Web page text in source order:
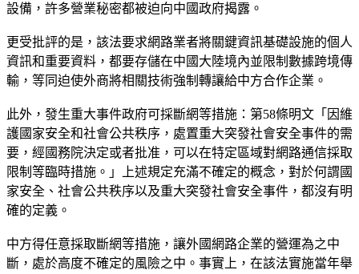
設備，許多營業秘密都被迫向中國政府揭露。
更受批評的是，該法要求網路業者將關鍵資訊基礎設施的個人
資訊和重要資料，都要存儲在中國大陸境內並限制數據跨境傳
輸，等同迫使外商將相關技術強制轉讓給中方合作企業。
此外，發生重大事件政府可採斷網等措施：第58條明文「因維
護國家安全和社會公共秩序，處置重大突發社會安全事件的需
要，經國務院決定或者批准，可以在特定區域對網路通信採取
限制等臨時措施。」上述規定充滿不確定的概念，對於何謂國
家安全、社會公共秩序以及重大突發社會安全事件，都沒有明
確的定義。
中方得任意採取斷網等措施，讓外國網路企業的營運為之中
斷，處於高度不確定的風險之中。事實上，在該法實施當年舉